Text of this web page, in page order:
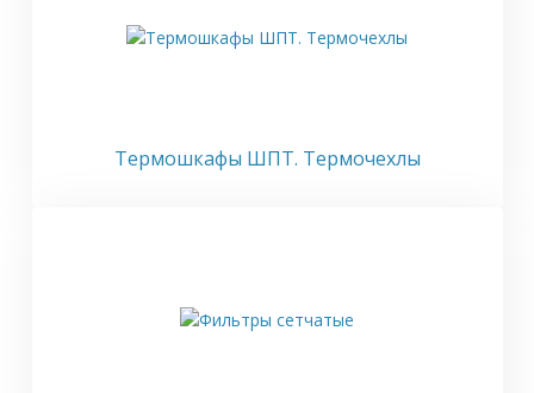
Термошкафы ШПТ. Термочехлы